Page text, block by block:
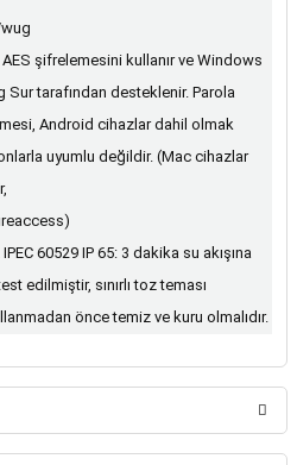
şifrelemesini kullanır ve Windows
tarafından desteklenir. Parola
Android cihazlar dahil olmak
uyumlu değildir. (Mac cihazlar
)
60529 IP 65: 3 dakika su akışına
edilmiştir, sınırlı toz teması
önce temiz ve kuru olmalıdır.